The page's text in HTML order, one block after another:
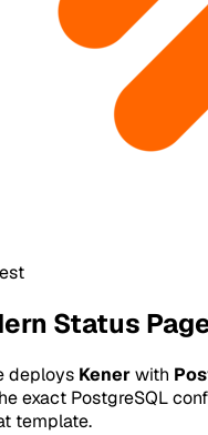
Status
deploys Kenerwith
exact PostgreSQL
template.